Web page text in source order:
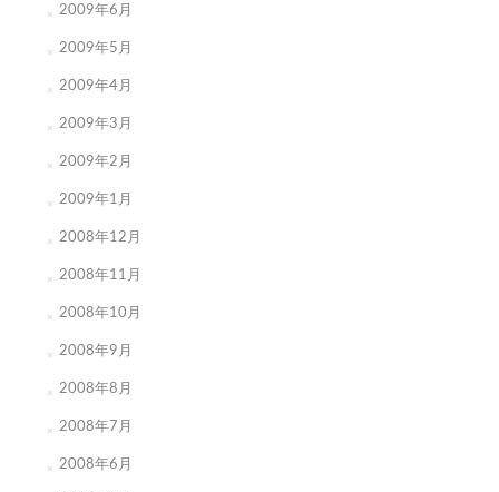
2009年6月
2009年5月
2009年4月
2009年3月
2009年2月
2009年1月
2008年12月
2008年11月
2008年10月
2008年9月
2008年8月
2008年7月
2008年6月